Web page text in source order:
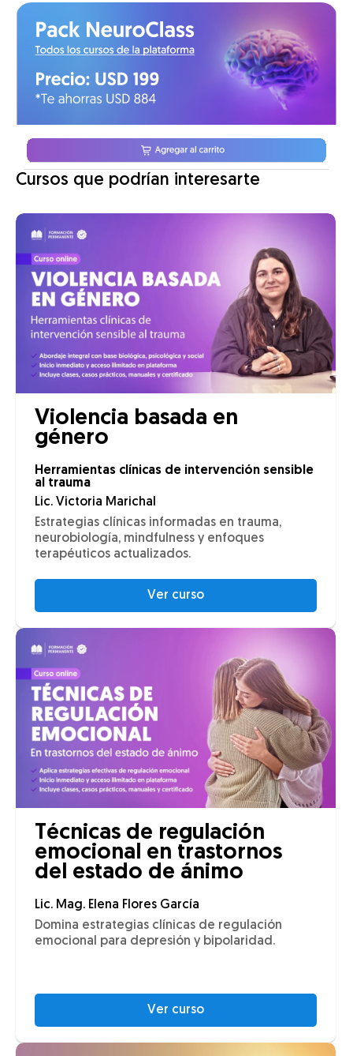
Cursos que podrían interesarte
Violencia basada en
género
Herramientas clínicas de intervención sensible
al trauma
Lic. Victoria Marichal
Estrategias clínicas informadas en trauma,
neurobiología, mindfulness y enfoques
terapéuticos actualizados.
Ver curso
Técnicas de regulación
emocional en trastornos
del estado de ánimo
Lic. Mag. Elena Flores García
Domina estrategias clínicas de regulación
emocional para depresión y bipolaridad.
Ver curso